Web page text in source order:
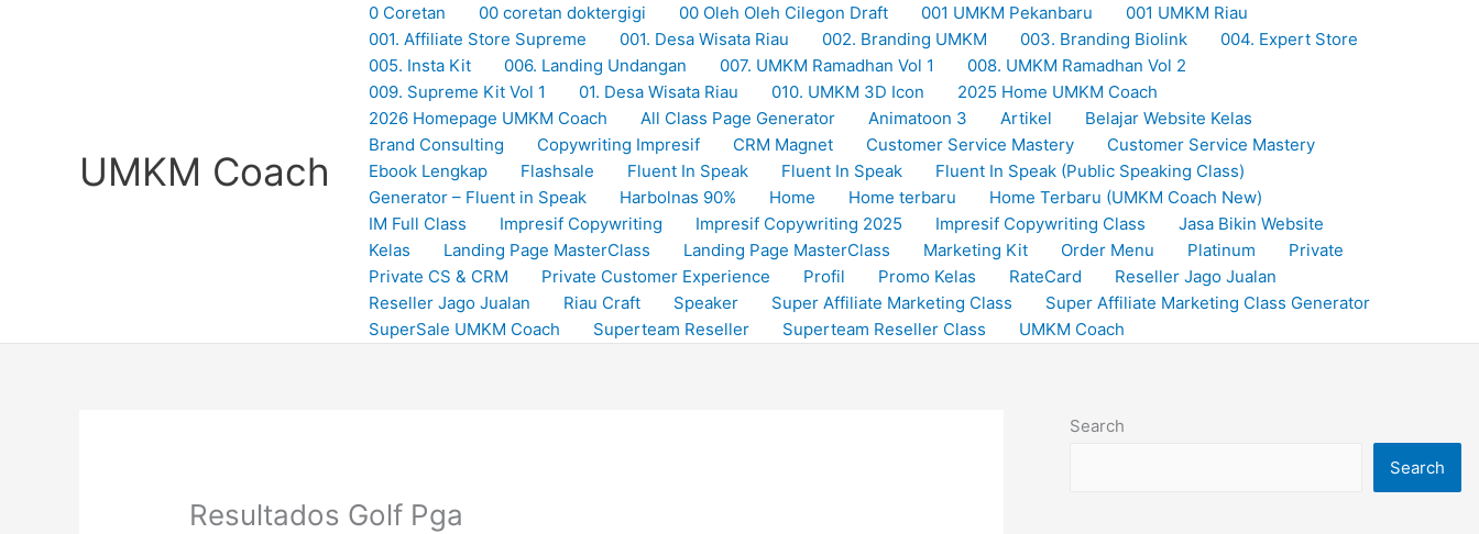
UMKM Coach
0 Coretan 00 coretan doktergigi 00 Oleh Oleh Cilegon Draft 001 UMKM Pekanbaru
001 UMKM Riau
001. Affiliate Store Supreme
001. Desa Wisata Riau 002. Branding UMKM 003. Branding Biolink
004. Expert Store
005. Insta Kit
006. Landing Undangan 007. UMKM Ramadhan Vol 1
008. UMKM Ramadhan Vol 2
009. Supreme Kit Vol 1
01. Desa Wisata Riau 010. UMKM 3D Icon
2025 Home UMKM Coach
2026 Homepage UMKM Coach
All Class Page Generator Animatoon 3 Artikel
Belajar Website Kelas
Brand Consulting
Copywriting Impresif CRM Magnet Customer Service Mastery
Customer Service Mastery
Ebook Lengkap
Flashsale Fluent In Speak Fluent In Speak
Fluent In Speak (Public Speaking Class)
Generator – Fluent in Speak
Harbolnas 90% Home Home terbaru
Home Terbaru (UMKM Coach New)
IM Full Class
Impresif Copywriting Impresif Copywriting 2025 Impresif Copywriting Class
Jasa Bikin Website
Kelas
Landing Page MasterClass Landing Page MasterClass Marketing Kit Order Menu Platinum
Private
Private CS & CRM
Private Customer Experience Profil Promo Kelas RateCard
Reseller Jago Jualan
Reseller Jago Jualan
Riau Craft Speaker Super Affiliate Marketing Class
Super Affiliate Marketing Class Generator
SuperSale UMKM Coach
Superteam Reseller Superteam Reseller Class UMKM Coach
Resultados Golf Pga
Search
Search